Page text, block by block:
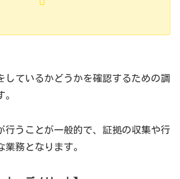
しているかどうかを確認するための調
行うことが一般的で、証拠の収集や行
務となります。